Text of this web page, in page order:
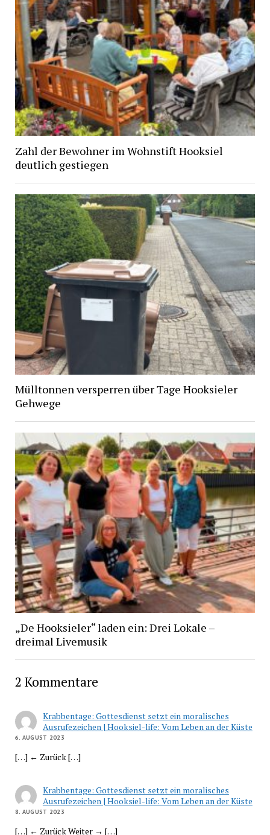
Zahl der Bewohner im Wohnstift Hooksiel
deutlich gestiegen
Mülltonnen versperren über Tage Hooksieler
Gehwege
„De Hooksieler“ laden ein: Drei Lokale –
dreimal Livemusik
2 Kommentare
Krabbentage: Gottesdienst setzt ein moralisches
Ausrufezeichen | Hooksiel-life: Vom Leben an der Küste
6. AUGUST 2023
[…] ← Zurück […]
Krabbentage: Gottesdienst setzt ein moralisches
Ausrufezeichen | Hooksiel-life: Vom Leben an der Küste
8. AUGUST 2023
[…] ← Zurück Weiter → […]